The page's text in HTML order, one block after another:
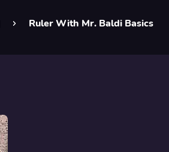
Ruler With Mr. Baldi Basics